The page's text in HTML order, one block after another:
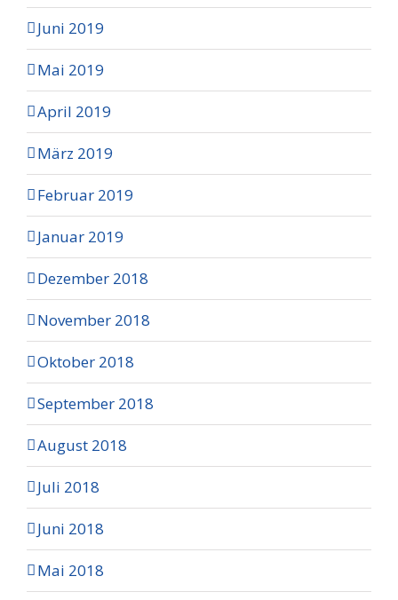
Juni 2019
Mai 2019
April 2019
März 2019
Februar 2019
Januar 2019
Dezember 2018
November 2018
Oktober 2018
September 2018
August 2018
Juli 2018
Juni 2018
Mai 2018